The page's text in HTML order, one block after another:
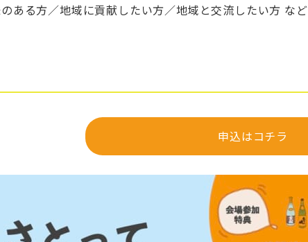
ある方／地域に貢献したい方／地域と交流したい方 など
申込はコチラ